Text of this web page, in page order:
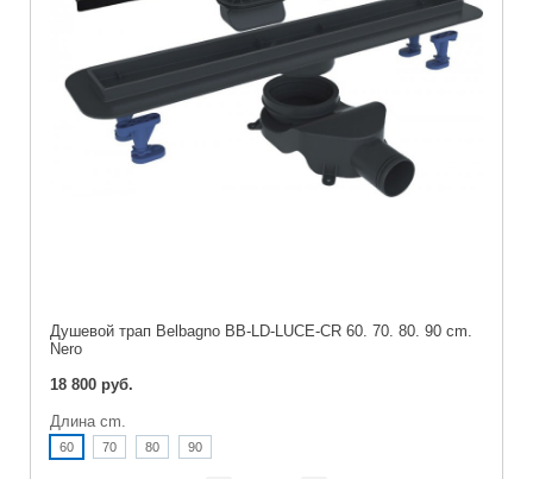
Душевой трап Belbagno BB-LD-LUCE-CR 60. 70. 80. 90 cm.
Nero
18 800 руб.
Длина cm.
60 70 80 90